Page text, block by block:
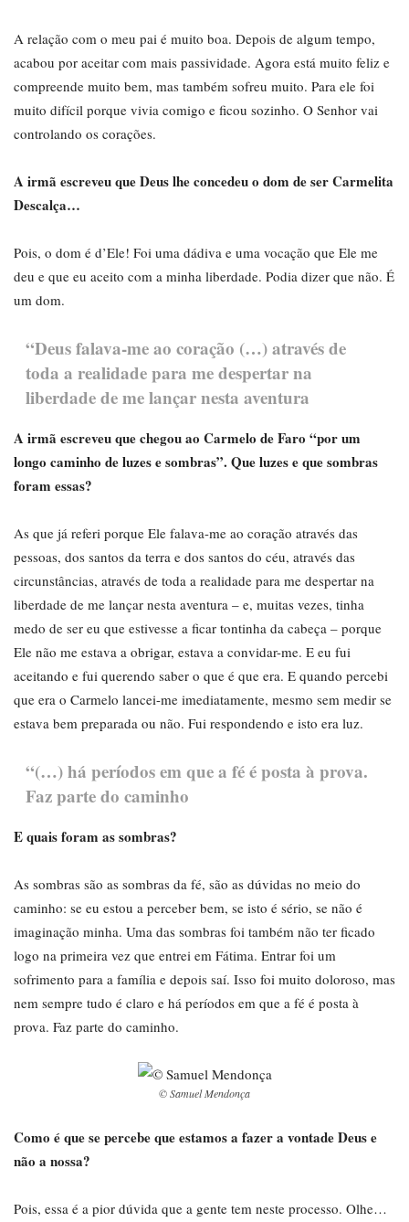
A relação com o meu pai é muito boa. Depois de algum tempo,
acabou por aceitar com mais passividade. Agora está muito feliz e
compreende muito bem, mas também sofreu muito. Para ele foi
muito difícil porque vivia comigo e ficou sozinho. O Senhor vai
controlando os corações.
A irmã escreveu que Deus lhe concedeu o dom de ser Carmelita
Descalça…
Pois, o dom é d’Ele! Foi uma dádiva e uma vocação que Ele me
deu e que eu aceito com a minha liberdade. Podia dizer que não. É
um dom.
“Deus falava-me ao coração (…) através de
toda a realidade para me despertar na
liberdade de me lançar nesta aventura
A irmã escreveu que chegou ao Carmelo de Faro “por um
longo caminho de luzes e sombras”. Que luzes e que sombras
foram essas?
As que já referi porque Ele falava-me ao coração através das
pessoas, dos santos da terra e dos santos do céu, através das
circunstâncias, através de toda a realidade para me despertar na
liberdade de me lançar nesta aventura – e, muitas vezes, tinha
medo de ser eu que estivesse a ficar tontinha da cabeça – porque
Ele não me estava a obrigar, estava a convidar-me. E eu fui
aceitando e fui querendo saber o que é que era. E quando percebi
que era o Carmelo lancei-me imediatamente, mesmo sem medir se
estava bem preparada ou não. Fui respondendo e isto era luz.
“(…) há períodos em que a fé é posta à prova.
Faz parte do caminho
E quais foram as sombras?
As sombras são as sombras da fé, são as dúvidas no meio do
caminho: se eu estou a perceber bem, se isto é sério, se não é
imaginação minha. Uma das sombras foi também não ter ficado
logo na primeira vez que entrei em Fátima. Entrar foi um
sofrimento para a família e depois saí. Isso foi muito doloroso, mas
nem sempre tudo é claro e há períodos em que a fé é posta à
prova. Faz parte do caminho.
© Samuel Mendonça
Como é que se percebe que estamos a fazer a vontade Deus e
não a nossa?
Pois, essa é a pior dúvida que a gente tem neste processo. Olhe…